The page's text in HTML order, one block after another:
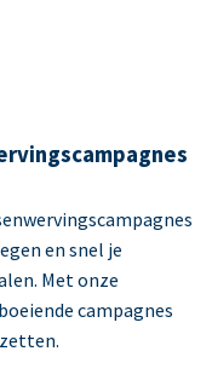
en snel je
Met onze
campagnes